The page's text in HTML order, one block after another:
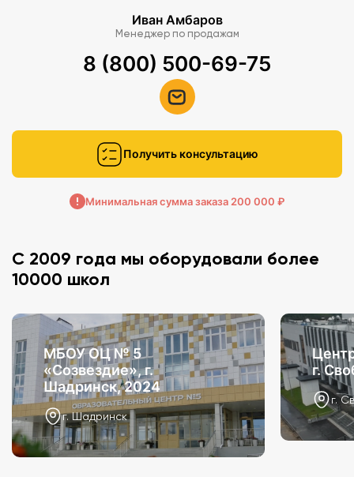
Иван Амбаров
Менеджер по продажам
8 (800) 500-69-75
Получить консультацию
Минимальная сумма заказа 200 000 ₽
С 2009 года мы оборудовали более
10000 школ
МБОУ ОЦ № 5
«Созвездие», г.
Шадринск, 2024
г. Шадринск
г.
г.